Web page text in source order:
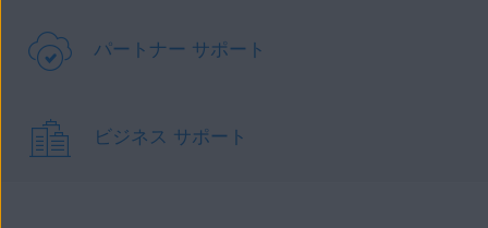
パートナー サポート
ビジネス サポート